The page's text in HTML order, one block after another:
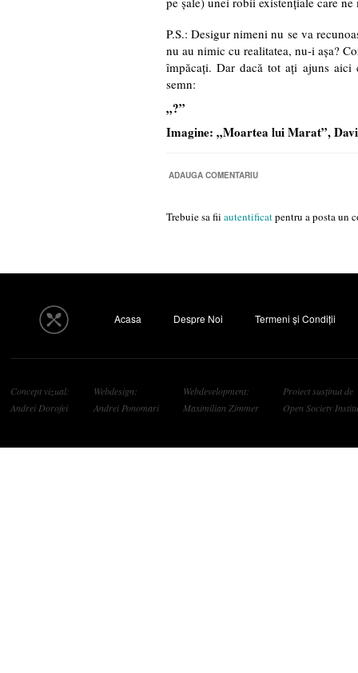
P.S.: Desigur nimeni nu se va
nu au nimic cu realitatea, nu-i aşa?
împăcaţi. Dar dacă tot aţi ajuns
semn:
„?”
Imagine: „Moartea lui Marat”,
ADAUGA COMENTARIU
Trebuie sa fii autentificatpentru a posta un
Acasa Despre Noi Termeni și Condiții
Concept vizual:
Andrei Dorofei
Webdesign:
Andrei Ponomari
Webdevelopment:
Maximilian Zimmer
Proiect susținut de
Open Society